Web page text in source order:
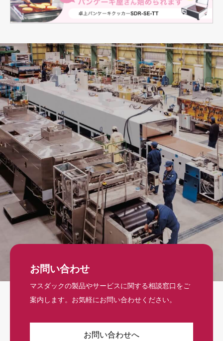
お問い合わせ
マスダックの製品やサービスに関する相談窓口をご
案内します。お気軽にお問い合わせください。
お問い合わせへ